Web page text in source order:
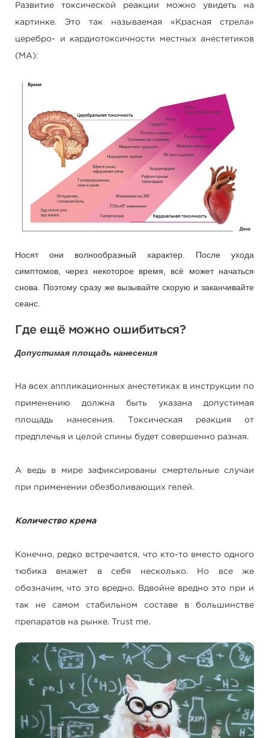
Развитие токсической реакции можно увидеть на
картинке. Это так называемая «Красная стрела»
церебро- и кардиотоксичности местных анестетиков
(МА):
Носят они волнообразный характер. После ухода
симптомов, через некоторое время, всё может начаться
снова. Поэтому сразу же вызывайте скорую и заканчивайте
сеанс.
Где ещё можно ошибиться?
Допустимая площадь нанесения
На всех аппликационных анестетиках в инструкции по
применению должна быть указана допустимая
площадь нанесения. Токсическая реакция от
предплечья и целой спины будет совершенно разная.
А ведь в мире зафиксированы смертельные случаи
при применении обезболивающих гелей.
Количество крема
Конечно, редко встречается, что кто-то вместо одного
тюбика вмажет в себя несколько. Но все же
обозначим, что это вредно. Вдвойне вредно это при и
так не самом стабильном составе в большинстве
препаратов на рынке. Trust me.